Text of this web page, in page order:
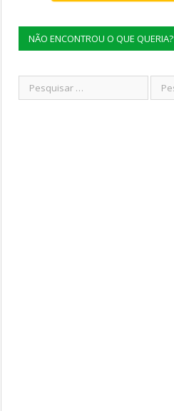
NÃO ENCONTROU O QUE QUERIA?